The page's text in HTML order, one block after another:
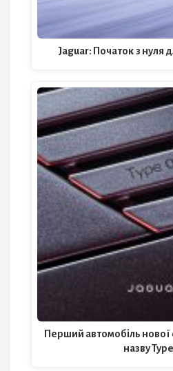
Jaguar: Початок з нуля
Перший автомобіль
назву